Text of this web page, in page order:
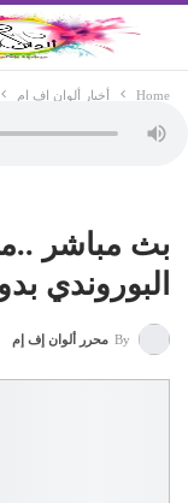
Home أخبار ألوان اف ام
بث مباشر
البوروندي
By محرر ألوان إف إم